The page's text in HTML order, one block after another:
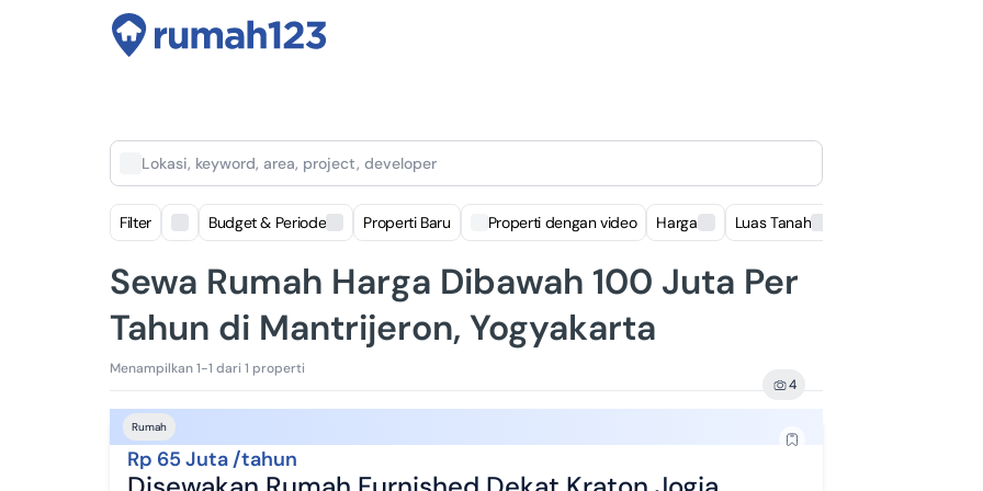
Lokasi, keyword, area, project, developer
Filter Budget & Periode Properti Baru Properti dengan video Harga Luas Tanah
Sewa Rumah Harga Dibawah 100 Juta Per
Tahun di Mantrijeron, Yogyakarta
Menampilkan 1-1 dari 1 properti
4
Rumah
Rp 65 Juta /tahun